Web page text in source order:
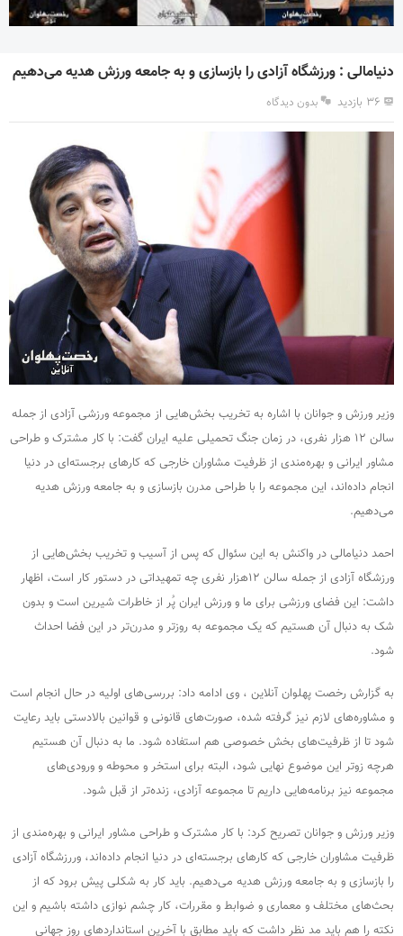
دنیامالی : ورزشگاه آزادی را بازسازی و به جامعه ورزش هدیه می‌دهیم
۳۶ بازدید بدون دیدگاه
وزیر ورزش و جوانان با اشاره به تخریب بخش‌هایی از مجموعه ورزشی آزادی از جمله
سالن ۱۲ هزار نفری، در زمان جنگ تحمیلی علیه ایران گفت: با کار مشترک و طراحی
مشاور ایرانی و بهره‌مندی از ظرفیت مشاوران خارجی که کارهای برجسته‌ای در دنیا
انجام داده‌اند، این مجموعه را با طراحی مدرن بازسازی و به جامعه ورزش هدیه
می‌دهیم.
احمد دنیامالی در واکنش به این سئوال که پس از آسیب و تخریب بخش‌هایی از
ورزشگاه آزادی از جمله سالن ۱۲هزار نفری چه تمهیداتی در دستور کار است، اظهار
داشت: این فضای ورزشی برای ما و ورزش ایران پُر از خاطرات شیرین است و بدون
شک به دنبال آن هستیم که یک مجموعه به روزتر و مدرن‌تر در این فضا احداث
شود.
به گزارش رخصت پهلوان آنلاین ، وی ادامه داد: بررسی‌های اولیه در حال انجام است
و مشاوره‌های لازم نیز گرفته شده، صورت‌های قانونی و قوانین بالادستی باید رعایت
شود تا از ظرفیت‌های بخش خصوصی هم استفاده شود. ما به دنبال آن هستیم
هرچه زوتر این موضوع نهایی شود، البته برای استخر و محوطه و ورودی‌های
مجموعه نیز برنامه‌هایی داریم تا مجموعه آزادی، زنده‌تر از قبل شود.
وزیر ورزش و جوانان تصریح کرد: با کار مشترک و طراحی مشاور ایرانی و بهره‌مندی از
ظرفیت مشاوران خارجی که کارهای برجسته‌ای در دنیا انجام داده‌اند، وررزشگاه آزادی
را بازسازی و به جامعه ورزش هدیه می‌دهیم. باید کار به شکلی پیش برود که از
بحث‌های مختلف و معماری و ضوابط و مقررات، کار چشم نوازی داشته باشیم و این
نکته را هم باید مد نظر داشت که باید مطابق با آخرین استانداردهای روز جهانی